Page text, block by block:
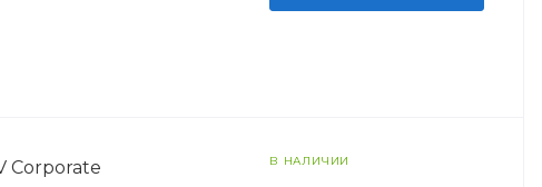
Corporate В НАЛИЧИИ